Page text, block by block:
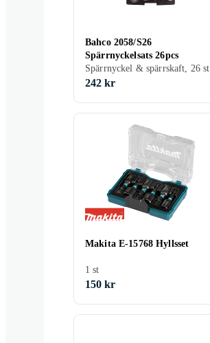
Bahco 2058/S26
Spärrnyckelsats 26pcs
Spärrnyckel & spärrskaft, 26 st
242 kr
Makita E-15768 Hyllsset
1 st
150 kr